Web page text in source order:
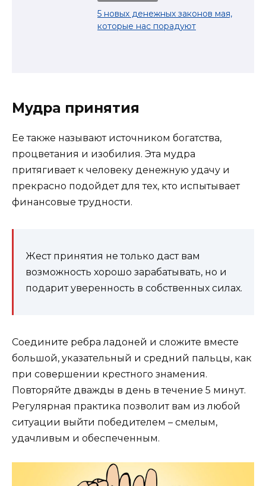
5 новых денежных законов мая,
которые нас порадуют
Мудра принятия
Ее также называют источником богатства,
процветания и изобилия. Эта мудра
притягивает к человеку денежную удачу и
прекрасно подойдет для тех, кто испытывает
финансовые трудности.
Жест принятия не только даст вам
возможность хорошо зарабатывать, но и
подарит уверенность в собственных силах.
Соедините ребра ладоней и сложите вместе
большой, указательный и средний пальцы, как
при совершении крестного знамения.
Повторяйте дважды в день в течение 5 минут.
Регулярная практика позволит вам из любой
ситуации выйти победителем – смелым,
удачливым и обеспеченным.